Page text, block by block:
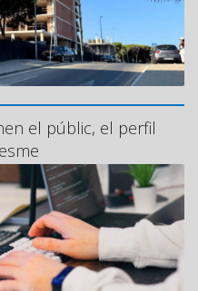
el públic, el perfil